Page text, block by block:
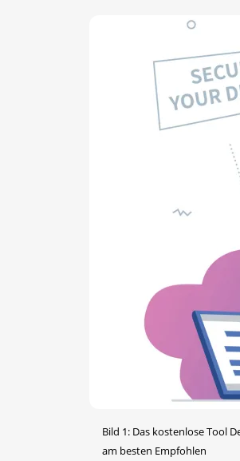
Bild 1: Das kostenlose Tool
am besten Empfohlen